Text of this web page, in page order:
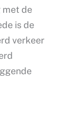
met de
is de
verkeer